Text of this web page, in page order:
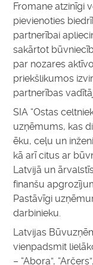
Fromane atzinīgi
pievienoties
partnerībai
sakārtot
par nozares
priekšlikumos
partnerības
SIA “Ostas
uzņēmums, kas
ēku, ceļu un
kā arī citus ar
Latvijā un
finanšu
Pastāvīgi
darbinieku.
Latvijas
vienpadsmit
– “Abora”,